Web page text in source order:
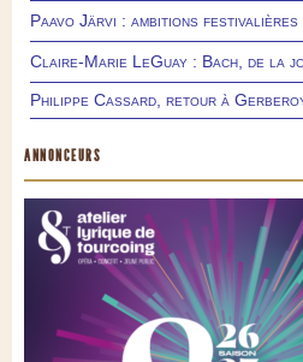
Paavo Järvi : ambitions festivalières
Claire-Marie LeGuay : Bach, de la
Philippe Cassard, retour à
ANNONCEURS